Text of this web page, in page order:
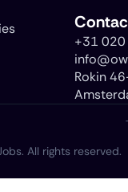
+31
Rokin
All rights reserved.